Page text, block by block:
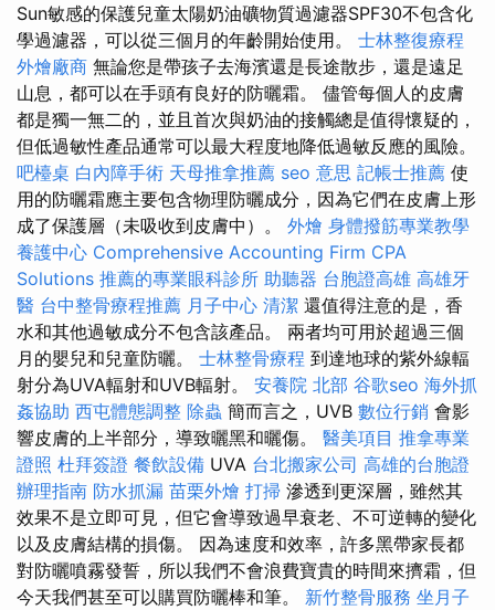
Sun敏感的保護兒童太陽奶油礦物質過濾器SPF30不包含化
學過濾器，可以從三個月的年齡開始使用。 士林整復療程
外燴廠商 無論您是帶孩子去海濱還是長途散步，還是遠足
山息，都可以在手頭有良好的防曬霜。 儘管每個人的皮膚
都是獨一無二的，並且首次與奶油的接觸總是值得懷疑的，
但低過敏性產品通常可以最大程度地降低過敏反應的風險。
吧檯桌 白內障手術 天母推拿推薦 seo 意思 記帳士推薦 使
用的防曬霜應主要包含物理防曬成分，因為它們在皮膚上形
成了保護層（未吸收到皮膚中）。 外燴 身體撥筋專業教學
養護中心 Comprehensive Accounting Firm CPA
Solutions 推薦的專業眼科診所 助聽器 台胞證高雄 高雄牙
醫 台中整骨療程推薦 月子中心 清潔 還值得注意的是，香
水和其他過敏成分不包含該產品。 兩者均可用於超過三個
月的嬰兒和兒童防曬。 士林整骨療程 到達地球的紫外線輻
射分為UVA輻射和UVB輻射。 安養院 北部 谷歌seo 海外抓
姦協助 西屯體態調整 除蟲 簡而言之，UVB 數位行銷 會影
響皮膚的上半部分，導致曬黑和曬傷。 醫美項目 推拿專業
證照 杜拜簽證 餐飲設備 UVA 台北搬家公司 高雄的台胞證
辦理指南 防水抓漏 苗栗外燴 打掃 滲透到更深層，雖然其
效果不是立即可見，但它會導致過早衰老、不可逆轉的變化
以及皮膚結構的損傷。 因為速度和效率，許多黑帶家長都
對防曬噴霧發誓，所以我們不會浪費寶貴的時間來擠霜，但
今天我們甚至可以購買防曬棒和筆。 新竹整骨服務 坐月子